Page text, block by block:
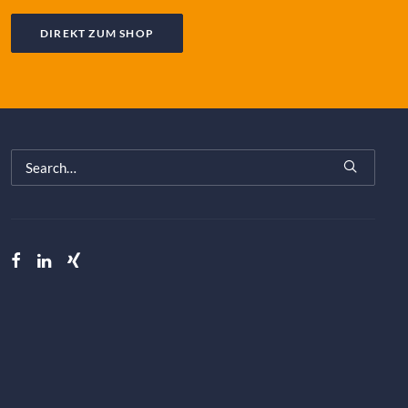
DIREKT ZUM SHOP